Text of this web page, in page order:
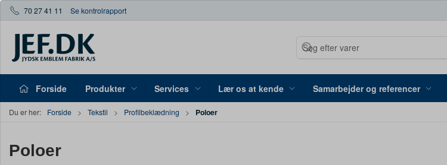
70 27 41 11 Se kontrolrapport
Forside Produkter Services Lær os at kende Samarbejder og referencer
Du er her: Forside Tekstil Profilbeklædning Poloer
Poloer